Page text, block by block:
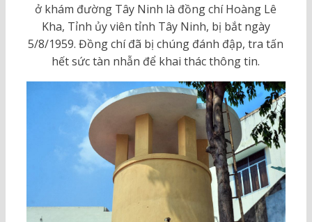
ở khám đường Tây Ninh là đồng chí Hoàng Lê
Kha, Tỉnh ủy viên tỉnh Tây Ninh, bị bắt ngày
5/8/1959. Đồng chí đã bị chúng đánh đập, tra tấn
hết sức tàn nhẫn để khai thác thông tin.